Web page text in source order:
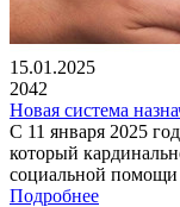
15.01.2025
2042
Новая система
С 11 января 2025
который
социальной
Подробнее